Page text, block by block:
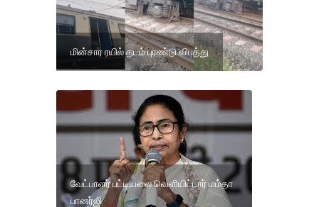
மின்சார ரயில் தடம் புரண்டு விபத்து
வேட்பாளர் பட்டியலை வெளியிட்டார் மம்தா
பானர்ஜி